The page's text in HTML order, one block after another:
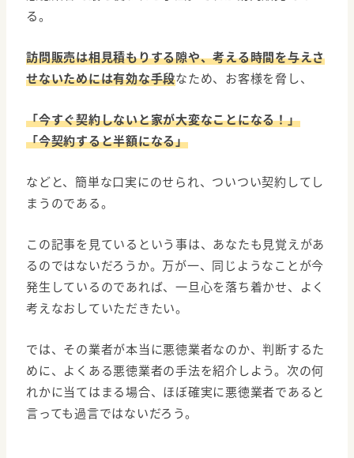
る。
訪問販売は相見積もりする隙や、考える時間を与えさ
せないためには有効な手段なため、お客様を脅し、
「今すぐ契約しないと家が大変なことになる！」
「今契約すると半額になる」
などと、簡単な口実にのせられ、ついつい契約してし
まうのである。
この記事を見ているという事は、あなたも見覚えがあ
るのではないだろうか。万が一、同じようなことが今
発生しているのであれば、一旦心を落ち着かせ、よく
考えなおしていただきたい。
では、その業者が本当に悪徳業者なのか、判断するた
めに、よくある悪徳業者の手法を紹介しよう。次の何
れかに当てはまる場合、ほぼ確実に悪徳業者であると
言っても過言ではないだろう。